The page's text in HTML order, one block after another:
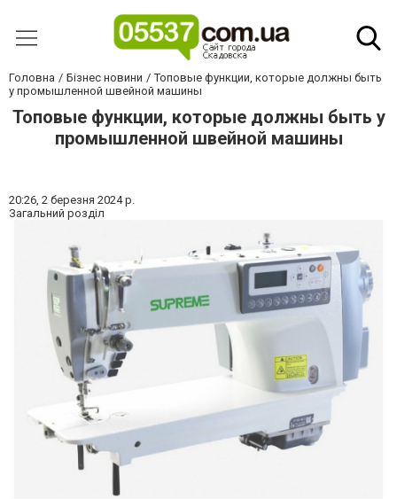
Головна Бізнес новини
Топовые функции, которые должны быть
у промышленной швейной машины
Топовые функции, которые должны быть у
промышленной швейной машины
20:26, 2 березня 2024 р.
Загальний розділ